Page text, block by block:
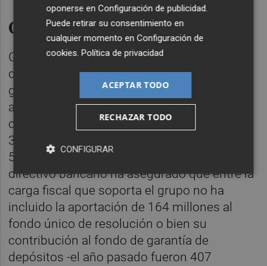
Carga fiscal
Gortázar detalló que de los 1.447 millones
de euros en impuestos devengados por el
grupo CaixaBank en el primer semestre del
año, un total de 1.018 millones
corresponden al impuesto de sociedades,
373 millones al impuesto a la banca y otros
57 millones al impuestos a los depósitos. El
directivo bancario ha asegurado que entre la
carga fiscal que soporta el grupo no ha
incluido la aportación de 164 millones al
fondo único de resolución o bien su
contribución al fondo de garantía de
depósitos -el año pasado fueron 407
oponerse enConfiguración de publicidad
Puede retirar su consentimiento en
cualquier momento enConfiguración de
cookies .Política de privacidad
ACEPTAR TODO
RECHAZAR TODO
CONFIGURAR